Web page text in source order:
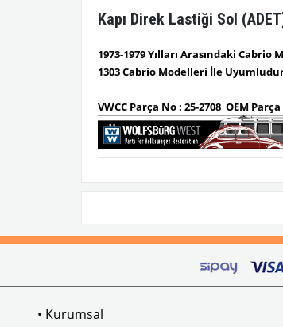
Kapı Direk Lastiği Sol
1973-1979 Yılları Arasındaki
1303Cabrio Modelleri İle
VWCC Parça No : 25-2708 OEM Parça
• Kurumsal